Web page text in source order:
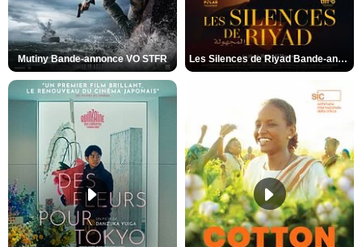
Mutiny Bande-annonce VO STFR Les Silences de Riyad Bande-annonce VO STFR